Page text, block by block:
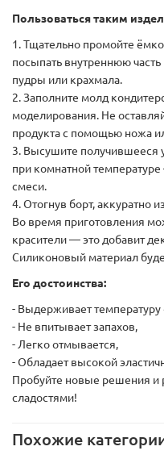
Пользоваться таким
1. Тщательно промойте
посыпать внутреннюю
пудры или крахмала.
2. Заполните молд
моделирования. Не
продукта с помощью ножа
3. Высушите получившееся
при комнатной
смеси.
4. Отогнув борт,
Во время приготовления
красители — это добавит
Силиконовый материал
Его достоинства:
- Выдерживает температуру
- Не впитывает запахов,
- Легко отмывается,
- Обладает высокой
Пробуйте новые решения и
сладостями!
Похожие